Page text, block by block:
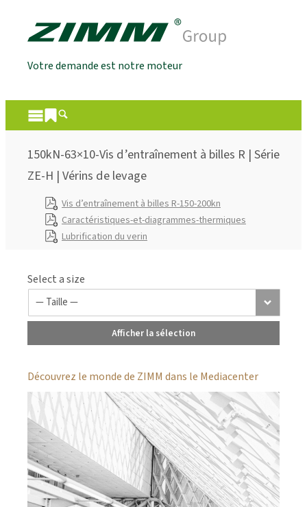
Votre demande est notre moteur
150kN-63×10-Vis d’entraînement à billes R | Série
ZE-H | Vérins de levage
Vis d’entraînement à billes R-150-200kn
Caractéristiques-et-diagrammes-thermiques
Lubrification du verin
Select a size
Afficher la sélection
Découvrez le monde de ZIMM dans le Mediacenter